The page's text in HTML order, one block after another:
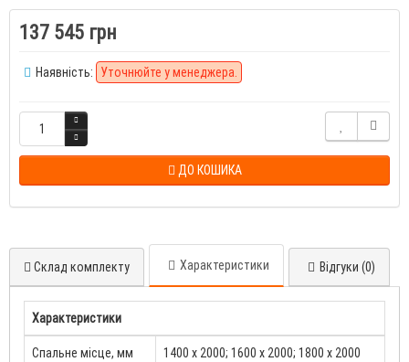
137 545 грн
Наявність: Уточнюйте у менеджера.
ДО КОШИКА
Склад комплекту Характеристики Відгуки (0)
Характеристики
Спальне місце, мм 1400 х 2000; 1600 х 2000; 1800 х 2000